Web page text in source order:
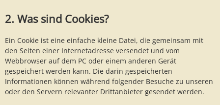
2. Was sind Cookies?
Ein Cookie ist eine einfache kleine Datei, die gemeinsam mit
den Seiten einer Internetadresse versendet und vom
Webbrowser auf dem PC oder einem anderen Gerät
gespeichert werden kann. Die darin gespeicherten
Informationen können während folgender Besuche zu unseren
oder den Servern relevanter Drittanbieter gesendet werden.